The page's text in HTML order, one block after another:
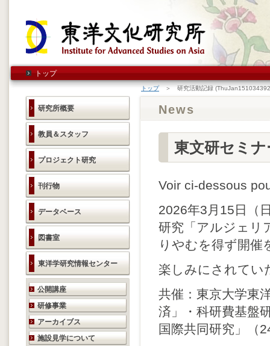
トップ
研究所概要
教員＆スタッフ
プロジェクト研究
刊行物
データベース
図書室
東洋学研究情報センター
研究活動のご案内
公開講座
研修事業
アーカイブス
施設見学について
トップ＞ 研究活動記録
News
東文研セミ
Voir ci-dessous
2026年3月15日（
研究「アルジェリ
りやむを得ず開催
楽しみにされてい
共催：東京大学東
済」・科研費基盤
国際共同研究」（